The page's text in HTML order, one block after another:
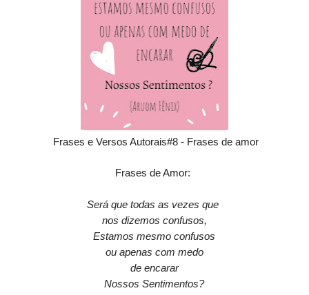
Frases e Versos Autorais#8 - Frases de amor
Frases de Amor:
Será que todas as vezes que
nos dizemos confusos,
Estamos mesmo confusos
ou apenas com medo
de encarar
Nossos Sentimentos?